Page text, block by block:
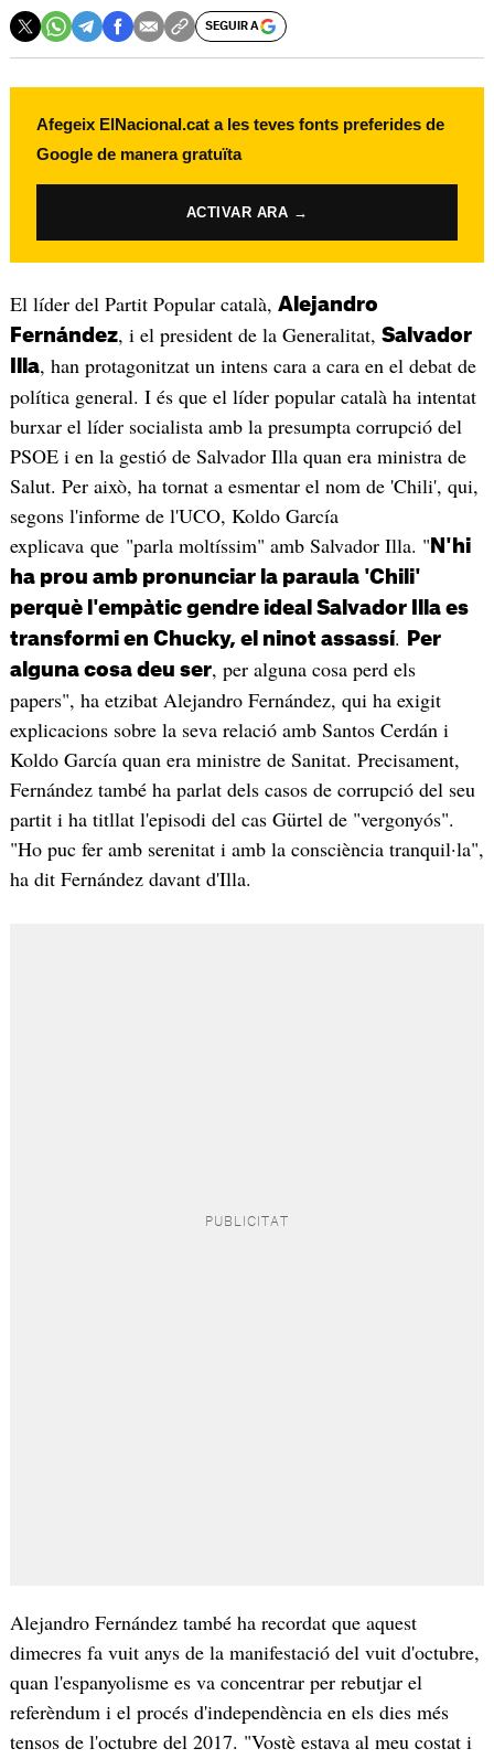
SEGUIR A
Afegeix ElNacional.cat a les teves fonts preferides de
Google de manera gratuïta
ACTIVAR ARA →
El líder del Partit Popular català, Alejandro
Fernández, i el president de la Generalitat, Salvador
Illa, han protagonitzat un intens cara a cara en el debat de
política general. I és que el líder popular català ha intentat
burxar el líder socialista amb la presumpta corrupció del
PSOE i en la gestió de Salvador Illa quan era ministra de
Salut. Per això, ha tornat a esmentar el nom de 'Chili', qui,
segons l'informe de l'UCO, Koldo García
explicava que "parla moltíssim" amb Salvador Illa. " N'hi
ha prou amb pronunciar la paraula 'Chili'
perquè l'empàtic gendre ideal Salvador Illa es
transformi en Chucky, el ninot assassí.
Per
alguna cosa deu ser, per alguna cosa perd els
papers", ha etzibat Alejandro Fernández, qui ha exigit
explicacions sobre la seva relació amb Santos Cerdán i
Koldo García quan era ministre de Sanitat. Precisament,
Fernández també ha parlat dels casos de corrupció del seu
partit i ha titllat l'episodi del cas Gürtel de "vergonyós".
"Ho puc fer amb serenitat i amb la consciència tranquil·la",
ha dit Fernández davant d'Illa.
Alejandro Fernández també ha recordat que aquest
dimecres fa vuit anys de la manifestació del vuit d'octubre,
quan l'espanyolisme es va concentrar per rebutjar el
referèndum i el procés d'independència en els dies més
tensos de l'octubre del 2017. "Vostè estava al meu costat i